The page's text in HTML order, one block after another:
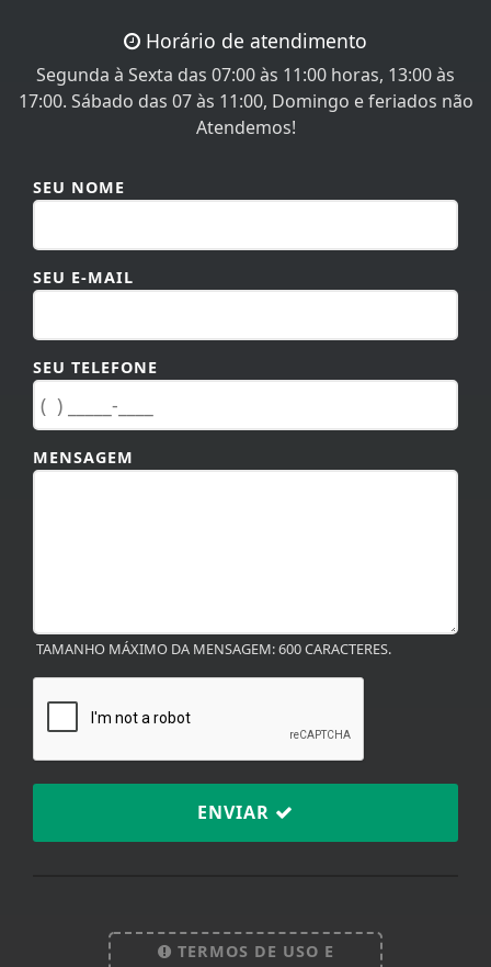
E-mail:fundacaonazare23@gmail.com
Segunda à Sexta das 07:00 às 11:00 horas, 13:00 às
17:00. Sábado das 07 às 11:00, Domingo e feriados não
SEU NOME
SEU E-MAIL
SEU TELEFONE